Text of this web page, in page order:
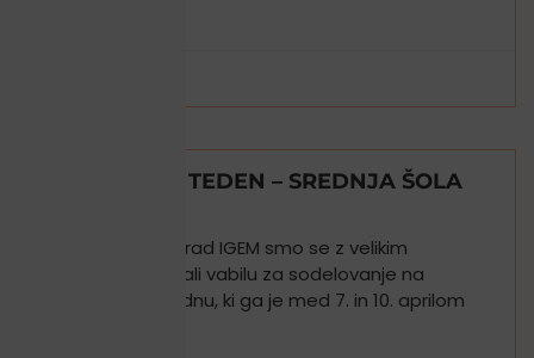
PROJEKTNI TEDEN – SREDNJA ŠOLA
V podjetju Kograd IGEM smo se z velikim
veseljem odzvali vabilu za sodelovanje na
Projektnem tednu, ki ga je med 7. in 10. aprilom